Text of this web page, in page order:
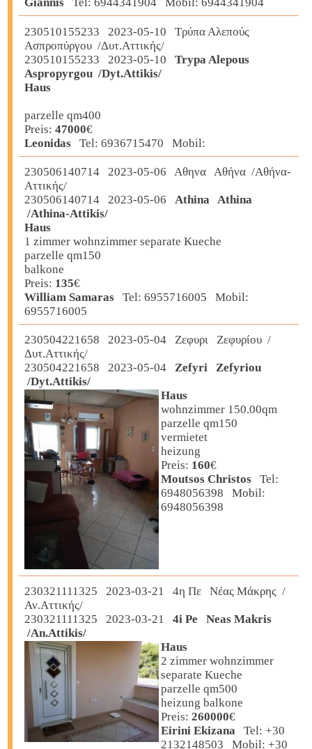
230510155233 2023-05-10 Τρύπα Αλεπούς
Ασπροπύργου /Δυτ.Αττικής/
230510155233 2023-05-10
Trypa Alepous
Aspropyrgou /Dyt.Attikis/
Haus
parzelle qm400
Preis: 47000€
LeonidasTel: 6936715470 Mobil:
230506140714 2023-05-06 Αθηνα Αθήνα /Αθήνα-
Αττικής/
230506140714 2023-05-06
Athina Athina
/Athina-Attikis/
Haus
1 zimmer wohnzimmer separate Kueche
parzelle qm150
balkone
Preis: 135€
William SamarasTel: 6955716005 Mobil:
6955716005
230504221658 2023-05-04 Ζεφυρι Ζεφυρίου /
Δυτ.Αττικής/
230504221658 2023-05-04
Zefyri Zefyriou
/Dyt.Attikis/
Haus
wohnzimmer 150.00qm
parzelle qm150
vermietet
heizung
Preis: 160€
Moutsos ChristosTel:
6948056398 Mobil:
6948056398
230321111325 2023-03-21 4η Πε Νέας Μάκρης /
Αν.Αττικής/
230321111325 2023-03-21
4i Pe Neas Makris
/An.Attikis/
Haus
2 zimmer wohnzimmer
separate Kueche
parzelle qm500
heizung balkone
Preis: 260000€
Eirini EkizanaTel: +30
2132148503 Mobil: +30